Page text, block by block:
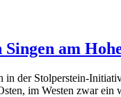
am
der Stolperstein-
im Westen zwar ein